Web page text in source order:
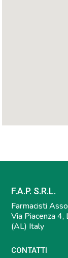
F.A.P. S.R.L.
Farmacisti
Via Piacenza
(AL) Italy
CONTATTI